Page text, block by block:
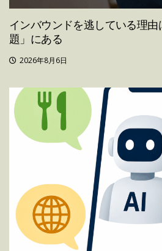
インバウンドを逃している理
題」にある
2026年8月6日